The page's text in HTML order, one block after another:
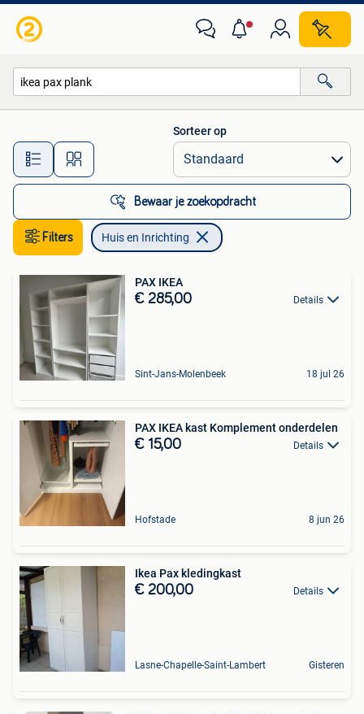
Alle afstanden…
Sorteer op
Bewaar je zoekopdracht
Filters Huis en Inrichting
PAX IKEA
€ 285,00 Details
Sint-Jans-Molenbeek 18 jul 26
PAX IKEA kast Komplement onderdelen
€ 15,00 Details
Hofstade 8 jun 26
Ikea Pax kledingkast
€ 200,00 Details
Lasne-Chapelle-Saint-Lambert Gisteren